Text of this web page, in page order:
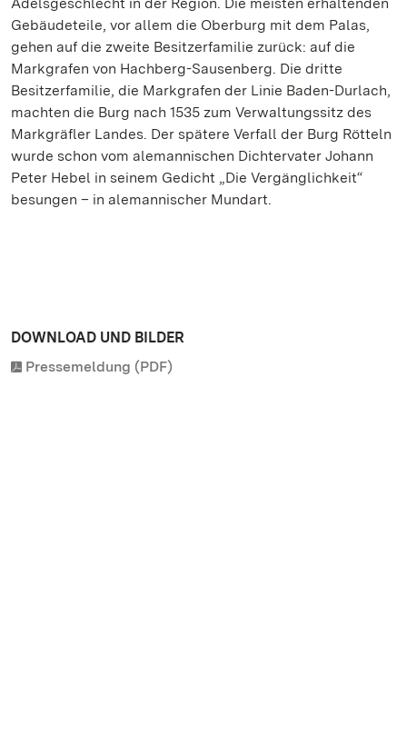
Gebäudeteile, vor allem die Oberburg mit dem Palas,
gehen auf die zweite Besitzerfamilie zurück: auf die
Markgrafen von Hachberg-Sausenberg. Die dritte
Besitzerfamilie, die Markgrafen der Linie Baden-Durlach,
machten die Burg nach 1535 zum Verwaltungssitz des
Markgräfler Landes. Der spätere Verfall der Burg Rötteln
wurde schon vom alemannischen Dichtervater Johann
Peter Hebel in seinem Gedicht „Die Vergänglichkeit“
besungen – in alemannischer Mundart.
DOWNLOAD UND BILDER
Pressemeldung (PDF)